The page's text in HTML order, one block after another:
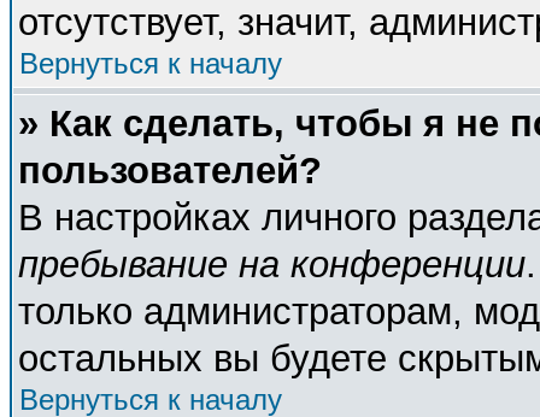
отсутствует, значит,
Вернуться к началу
» Как сделать, чтобы я не
пользователей?
В настройках личного
пребывание на конференции
только администраторам,
остальных вы будете
Вернуться к началу